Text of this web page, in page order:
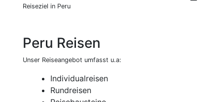
Reiseziel in Peru
Peru Reisen
Unser Reiseangebot umfasst u.a:
Individualreisen
Rundreisen